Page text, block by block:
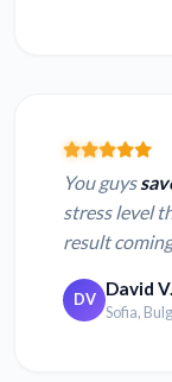
You guys
stress level
result
DV David V.
Sofia,